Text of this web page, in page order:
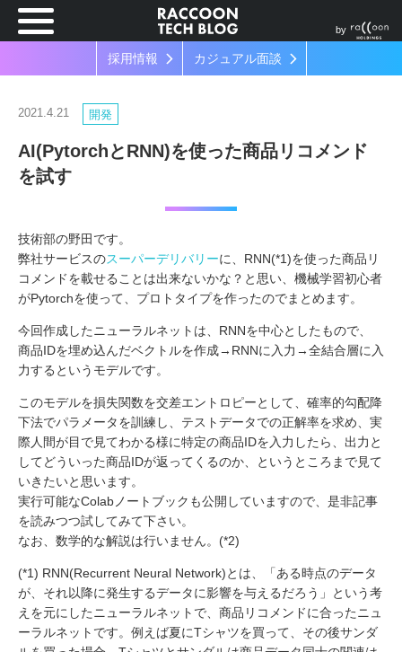
by
採用情報 カジュアル面談
2021.4.21 開発
AI(PytorchとRNN)を使った商品リコメンド
を試す
技術部の野田です。
弊社サービスのスーパーデリバリーに、RNN(*1)を使った商品リ
コメンドを載せることは出来ないかな？と思い、機械学習初心者
がPytorchを使って、プロトタイプを作ったのでまとめます。
今回作成したニューラルネットは、RNNを中心としたもので、
商品IDを埋め込んだベクトルを作成→RNNに入力→全結合層に入
力するというモデルです。
このモデルを損失関数を交差エントロピーとして、確率的勾配降
下法でパラメータを訓練し、テストデータでの正解率を求め、実
際人間が目で見てわかる様に特定の商品IDを入力したら、出力と
してどういった商品IDが返ってくるのか、というところまで見て
いきたいと思います。
実行可能なColabノートブックも公開していますので、是非記事
を読みつつ試してみて下さい。
なお、数学的な解説は行いません。(*2)
(*1) RNN(Recurrent Neural Network)とは、「ある時点のデータ
が、それ以降に発生するデータに影響を与えるだろう」という考
えを元にしたニューラルネットで、商品リコメンドに合ったニュ
ーラルネットです。例えば夏にTシャツを買って、その後サンダ